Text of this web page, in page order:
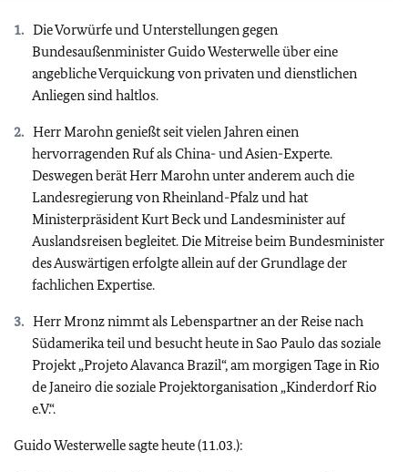
Die Vorwürfe und Unterstellungen gegen
Bundesaußenminister Guido Westerwelle über eine
angebliche Verquickung von privaten und dienstlichen
Anliegen sind haltlos.
Herr Marohn genießt seit vielen Jahren einen
hervorragenden Ruf als China- und Asien-Experte.
Deswegen berät Herr Marohn unter anderem auch die
Landesregierung von Rheinland-Pfalz und hat
Ministerpräsident Kurt Beck und Landesminister auf
Auslandsreisen begleitet. Die Mitreise beim Bundesminister
des Auswärtigen erfolgte allein auf der Grundlage der
fachlichen Expertise.
Herr Mronz nimmt als Lebenspartner an der Reise nach
Südamerika teil und besucht heute in Sao Paulo das soziale
Projekt „Projeto Alavanca Brazil“, am morgigen Tage in Rio
de Janeiro die soziale Projektorganisation „Kinderdorf Rio
e.V.“.
Guido Westerwelle sagte heute (11.03.):